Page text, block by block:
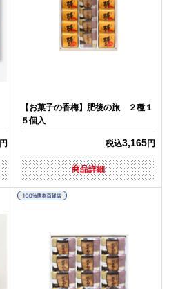
円
【お菓子の香梅】肥後の旅 ２種１
５個入
税込3,165円
商品詳細